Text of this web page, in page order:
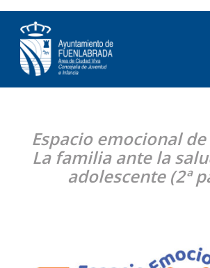
Espacio emocionalde
La familia ante la
adolescente (2ª